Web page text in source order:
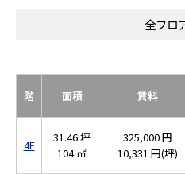
全フロ
階 面積 賃料
4F
31.46 坪
104 ㎡
325,000 円
10,331 円(坪)